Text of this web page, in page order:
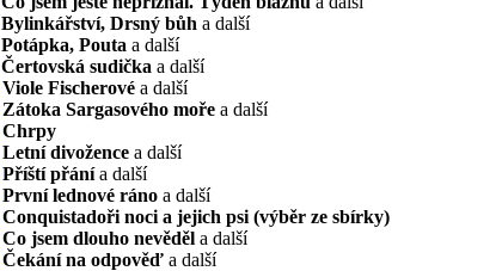
Bylinkářství, Drsný bůh a další
Potápka, Pouta a další
Čertovská sudička a další
Viole Fischerové a další
Zátoka Sargasového moře a další
Chrpy
Letní divožence a další
Příští přánía další
První lednové ráno a další
Conquistadoři noci a jejich psi (výběr ze sbírky)
Co jsem dlouho nevěděl a další
Čekání na odpověď a další